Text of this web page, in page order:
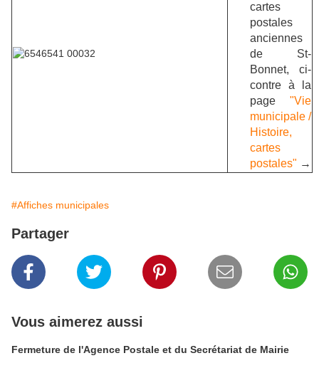
cartes
postales
anciennes
de St-
Bonnet, ci-
contre à la
page "Vie
municipale /
Histoire,
cartes
postales" →
#Affiches municipales
Partager
Vous aimerez aussi
Fermeture de l'Agence Postale et du Secrétariat de Mairie